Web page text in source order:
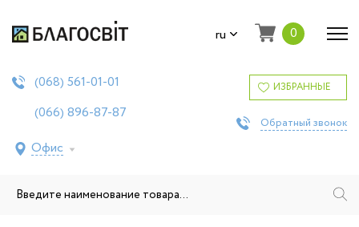
ru 0
(068) 561-01-01
(066) 896-87-87
Офис
ИЗБРАННЫЕ
Обратный звонок